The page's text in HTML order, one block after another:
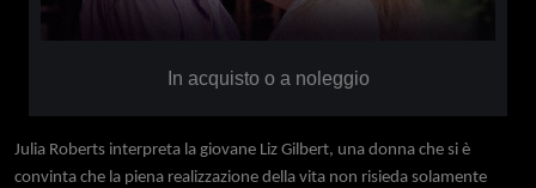
In acquisto o a noleggio
Julia Roberts interpreta la giovane Liz Gilbert, una donna che si è
convinta che la piena realizzazione della vita non risieda solamente